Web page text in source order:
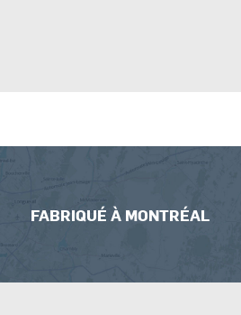
FABRIQUÉ À MONTRÉAL